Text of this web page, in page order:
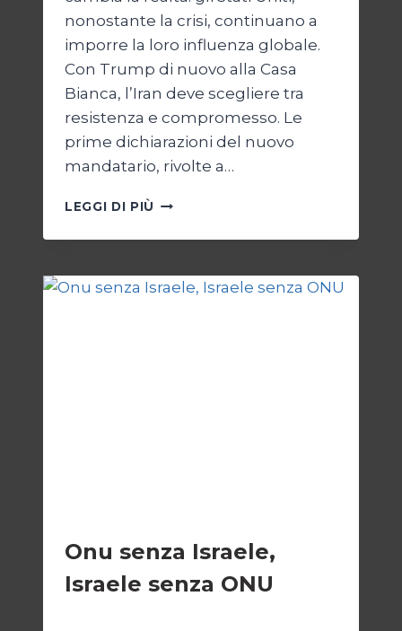
nonostante la crisi, continuano a
imporre la loro influenza globale.
Con Trump di nuovo alla Casa
Bianca, l’Iran deve scegliere tra
resistenza e compromesso. Le
prime dichiarazioni del nuovo
mandatario, rivolte a…
LEGGI DI PIÙ TRUMP
IL
PER
L’IRAN
Onu senza Israele,
Israele senza ONU